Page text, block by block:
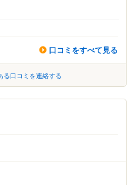
口コミをすべて見る
る口コミを連絡する